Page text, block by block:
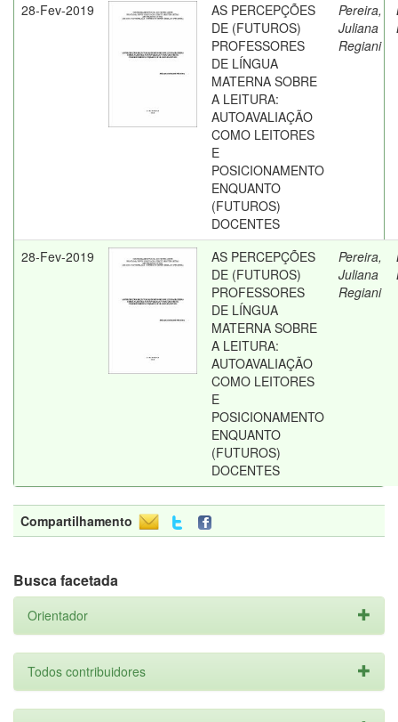
28-Fev-2019
AS PERCEPÇÕES
DE (FUTUROS)
PROFESSORES
DE LÍNGUA
MATERNA SOBRE
A LEITURA:
AUTOAVALIAÇÃO
COMO LEITORES
E
POSICIONAMENTO
ENQUANTO
(FUTUROS)
DOCENTES
Pereira,
Juliana
Regiani
28-Fev-2019
AS PERCEPÇÕES
DE (FUTUROS)
PROFESSORES
DE LÍNGUA
MATERNA SOBRE
A LEITURA:
AUTOAVALIAÇÃO
COMO LEITORES
E
POSICIONAMENTO
ENQUANTO
(FUTUROS)
DOCENTES
Pereira,
Juliana
Regiani
Compartilhamento
Busca facetada
Orientador
Todos contribuidores